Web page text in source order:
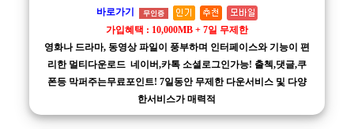
바로가기 무인증
가입혜택 : 10,000MB + 7일 무제한
영화나 드라마, 동영상 파일이 풍부하며 인터페이스와 기능이 편
리한 멀티다운로드 네이버,카톡 소셜로그인가능! 출첵,댓글,쿠
폰등 막퍼주는무료포인트! 7일동안 무제한 다운서비스 및 다양
한서비스가 매력적